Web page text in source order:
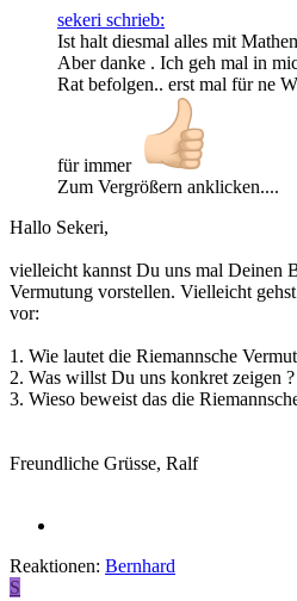
sekeri schrieb:
Ist halt diesmal alles mit
Aber danke . Ich geh mal in
Rat befolgen.. erst mal für ne
für immer
Zum Vergrößern anklicken....
Hallo Sekeri,
vielleicht kannst Du uns mal Deinen
Vermutung vorstellen. Vielleicht
vor:
1. Wie lautet die Riemannsche
2. Was willst Du uns konkret zeigen ?
3. Wieso beweist das die
Freundliche Grüsse, Ralf
Reaktionen: Bernhard
S